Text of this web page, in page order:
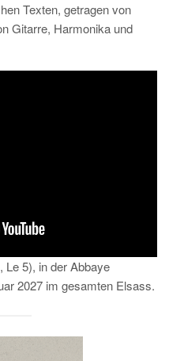
Texten, getragen von
Gitarre, Harmonika und
Le 5), in der Abbaye
2027 im gesamten Elsass.